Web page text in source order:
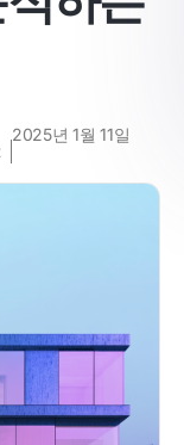
2025년 1월 11일